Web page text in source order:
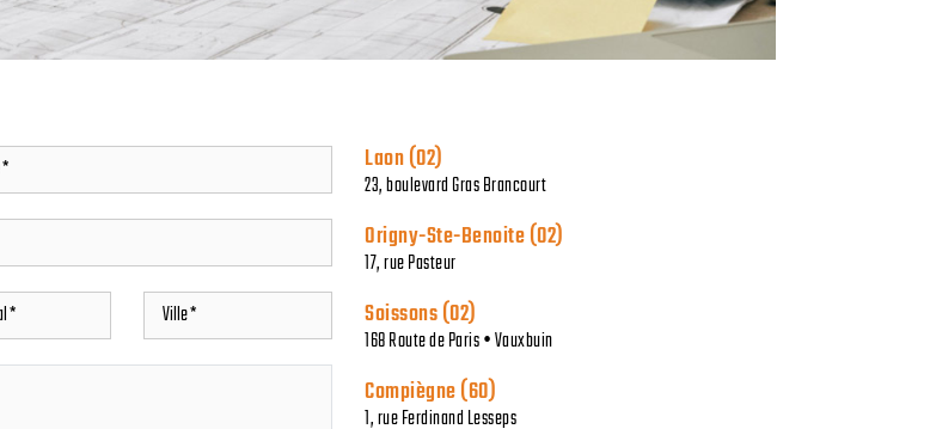
Laon (02)
23, boulevard Gras Brancourt
Origny-Ste-Benoite (02)
17, rue Pasteur
Soissons (02)
168 Route de Paris • Vauxbuin
Compiègne (60)
1, rue Ferdinand Lesseps